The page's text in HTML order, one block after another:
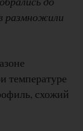
размножили
температуре
схожий